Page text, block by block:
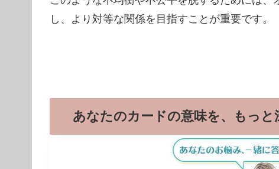
し、より対等な関係を目指すことが重要です。
あなたのカードの意味を、もっ